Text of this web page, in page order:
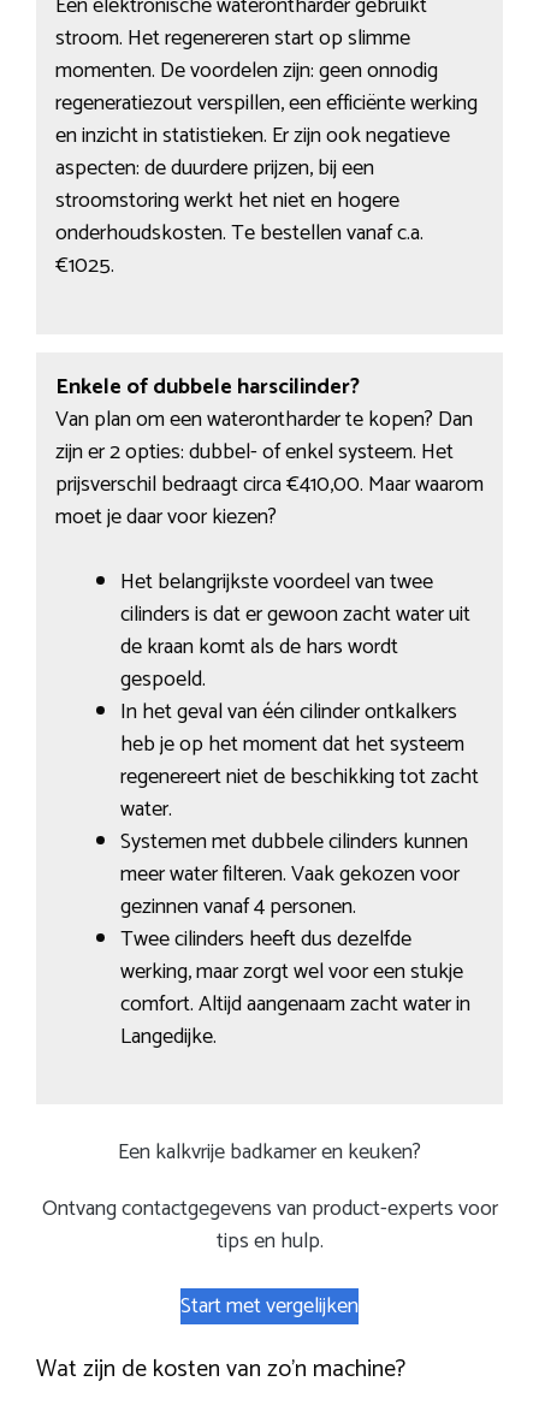
stroom. Het regenereren start op slimme
momenten. De voordelen zijn: geen onnodig
regeneratiezout verspillen, een efficiënte werking
en inzicht in statistieken. Er zijn ook negatieve
aspecten: de duurdere prijzen, bij een
stroomstoring werkt het niet en hogere
onderhoudskosten. Te bestellen vanaf c.a.
€1025.
Enkele of dubbele harscilinder?
Van plan om een waterontharder te kopen? Dan
zijn er 2 opties: dubbel- of enkel systeem. Het
prijsverschil bedraagt circa €410,00. Maar waarom
moet je daar voor kiezen?
Het belangrijkste voordeel van twee
cilinders is dat er gewoon zacht water uit
de kraan komt als de hars wordt
gespoeld.
In het geval van één cilinder ontkalkers
heb je op het moment dat het systeem
regenereert niet de beschikking tot zacht
water.
Systemen met dubbele cilinders kunnen
meer water filteren. Vaak gekozen voor
gezinnen vanaf 4 personen.
Twee cilinders heeft dus dezelfde
werking, maar zorgt wel voor een stukje
comfort. Altijd aangenaam zacht water in
Langedijke.
Een kalkvrije badkamer en keuken?
Ontvang contactgegevens van product-experts voor
tips en hulp.
Start met vergelijken
Wat zijn de kosten van zo’n machine?